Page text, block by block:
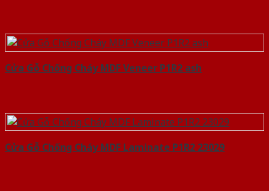
Cửa Gỗ Chống Cháy MDF Veneer P1R2 ash
Cửa Gỗ Chống Cháy MDF Laminate P1R2 23029